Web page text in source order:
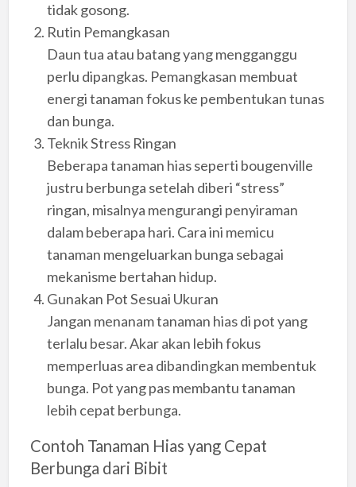
tidak gosong.
Rutin Pemangkasan
Daun tua atau batang yang mengganggu
perlu dipangkas. Pemangkasan membuat
energi tanaman fokus ke pembentukan tunas
dan bunga.
Teknik Stress Ringan
Beberapa tanaman hias seperti bougenville
justru berbunga setelah diberi “stress”
ringan, misalnya mengurangi penyiraman
dalam beberapa hari. Cara ini memicu
tanaman mengeluarkan bunga sebagai
mekanisme bertahan hidup.
Gunakan Pot Sesuai Ukuran
Jangan menanam tanaman hias di pot yang
terlalu besar. Akar akan lebih fokus
memperluas area dibandingkan membentuk
bunga. Pot yang pas membantu tanaman
lebih cepat berbunga.
Contoh Tanaman Hias yang Cepat
Berbunga dari Bibit